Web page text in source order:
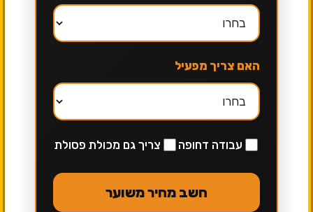
האם צריך מפעיל
עבודה דחופה צריך גם מכולת פסולת
חשב מחיר משוער